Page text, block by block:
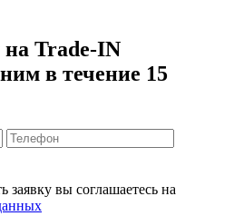
на Trade-IN
в течение 15
вы соглашаетесь на